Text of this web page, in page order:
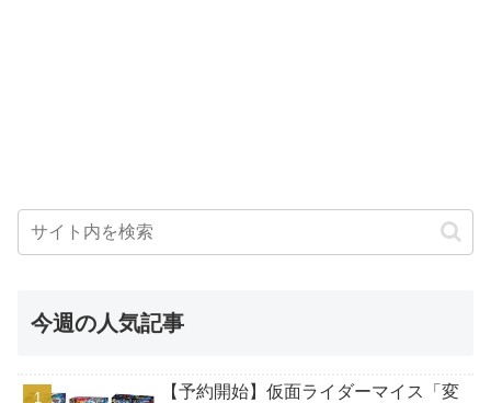
今週の人気記事
【予約開始】仮面ライダーマイス「変